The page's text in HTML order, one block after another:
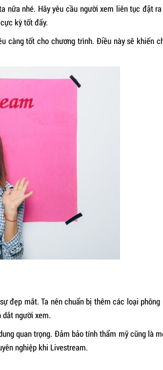
nữa nhé. Hãy yêu cầu người xem liên tục đặt
kỳ tốt đấy.
càng tốt cho chương trình. Điều này sẽ khiến
đẹp mắt. Ta nên chuẩn bị thêm các loại
dắt người xem.
quan trọng. Đảm bảo tính thẩm mỹ cũng là
nghiệp khi Livestream.